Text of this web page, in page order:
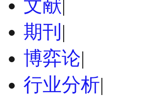
文献|
期刊 |
博弈论|
行业分析|